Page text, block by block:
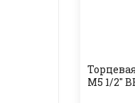
М5 1/2"